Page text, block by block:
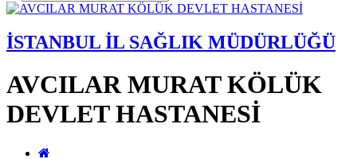
İSTANBUL İL SAĞLIK MÜDÜRLÜĞÜ
AVCILAR MURAT KÖLÜK
DEVLET HASTANESİ